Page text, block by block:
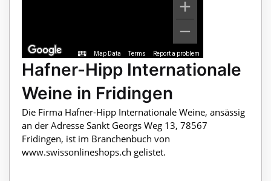
Map Data Terms Report a problem
Hafner-Hipp Internationale
Weine in Fridingen
Die Firma Hafner-Hipp Internationale Weine, ansässig
an der Adresse Sankt Georgs Weg 13, 78567
Fridingen, ist im Branchenbuch von
www.swissonlineshops.ch gelistet.